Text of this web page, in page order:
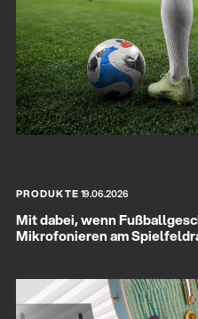
PRODUKTE19.06.2026
Mit dabei, wenn
Mikrofonieren am